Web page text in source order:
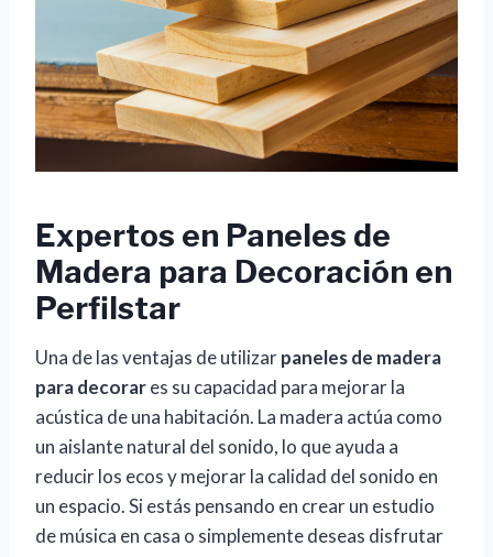
Expertos en Paneles de
Madera para Decoración en
Perfilstar
Una de las ventajas de utilizarpaneles de madera
para decorares su capacidad para mejorar la
acústica de una habitación. La madera actúa como
un aislante natural del sonido, lo que ayuda a
reducir los ecos y mejorar la calidad del sonido en
un espacio. Si estás pensando en crear un estudio
de música en casa o simplemente deseas disfrutar